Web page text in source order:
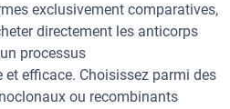
exclusivement comparatives,
directement les anticorps
processus
et efficace. Choisissez parmi des
ou recombinants